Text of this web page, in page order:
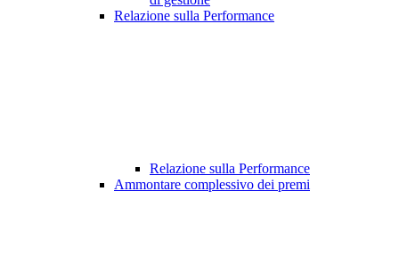
Relazione sulla Performance
Relazione sulla Performance
Ammontare complessivo dei premi